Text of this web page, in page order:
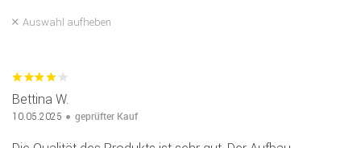
Auswahl aufheben
Bettina W.
10.05.2025 geprüfter Kauf